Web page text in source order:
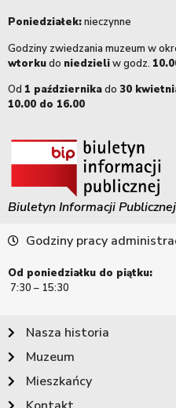
Poniedziałek:nieczynne
Godziny zwiedzania muzeum w
wtorkudo niedzieliw godz.
Od 1 październikado 30
10.00 do 16.00
Biuletyn Informacji Publicznej
Godziny pracy
Od poniedziałku do piątku:
7:30 – 15:30
Nasza historia
Muzeum
Mieszkańcy